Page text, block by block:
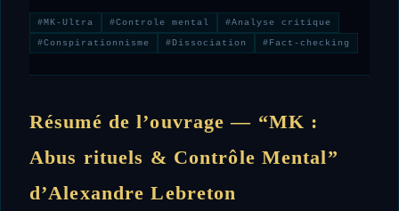
#MK-Ultra #Controle mental #Analyse critique
#Conspirationnisme #Dissociation #Fact-checking
Résumé de l’ouvrage — “MK :
Abus rituels & Contrôle Mental”
d’Alexandre Lebreton